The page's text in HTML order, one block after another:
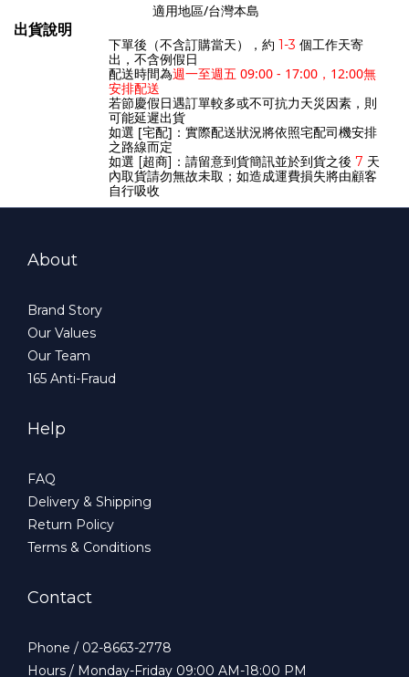
適用地區/台灣本島
出貨說明
下單後（不含訂購當天），約 1-3 個工作天寄
出，不含例假日
配送時間為週一至週五 09:00 - 17:00，12:00無
安排配送
若節慶假日遇訂單較多或不可抗力天災因素，則
可能延遲出貨
如選 [宅配]：實際配送狀況將依照宅配司機安排
之路線而定
如選 [超商]：請留意到貨簡訊並於到貨之後 7 天
內取貨請勿無故未取；如造成運費損失將由顧客
自行吸收
About
Brand Story
Our Values
Our Team
165 Anti-Fraud
Help
FAQ
Delivery & Shipping
Return Policy
Terms & Conditions
Contact
Phone / 02-8663-2778
Hours / Monday-Friday 09:00 AM-18:00 PM